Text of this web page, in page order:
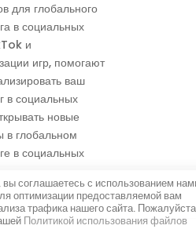
для глобального
в социальных
и
игр, помогают
ваш
в социальных
новые
в глобальном
в социальных
соглашаетесь с использованием
оптимизации предоставляемой вам
трафика нашего сайта.
Политикой использования файлов